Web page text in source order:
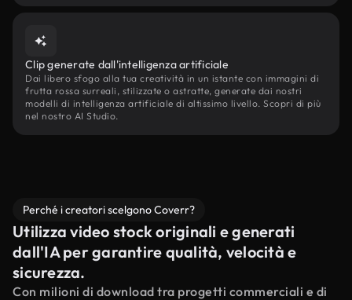
Clip generate dall'intelligenza artificiale
Dai libero sfogo alla tua creatività in un istante con immagini di
frutta rossa surreali, stilizzate o astratte, generate dai nostri
modelli di intelligenza artificiale di altissimo livello. Scopri di più
nel nostro AI Studio.
Perché i creatori scelgono Coverr?
Utilizza video stock originali e generati
dall'IA per garantire qualità, velocità e
sicurezza.
Con milioni di download tra progetti commerciali e di